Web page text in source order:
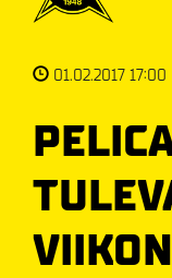
01.02.2017 17:00